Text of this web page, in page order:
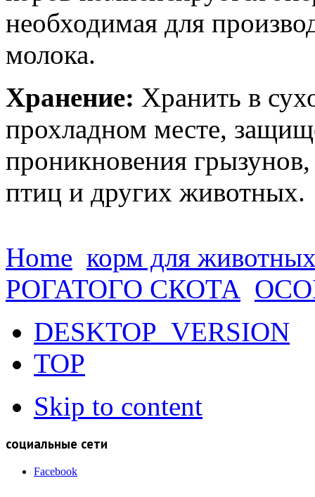
необходимая для
молока.
Хранение: Хранить в
прохладном месте,
проникновения
птиц и других животных.
Home корм для
РОГАТОГО СКОТА
DESKTOP_VERSION
TOP
Skip to content
социальные сети
Facebook